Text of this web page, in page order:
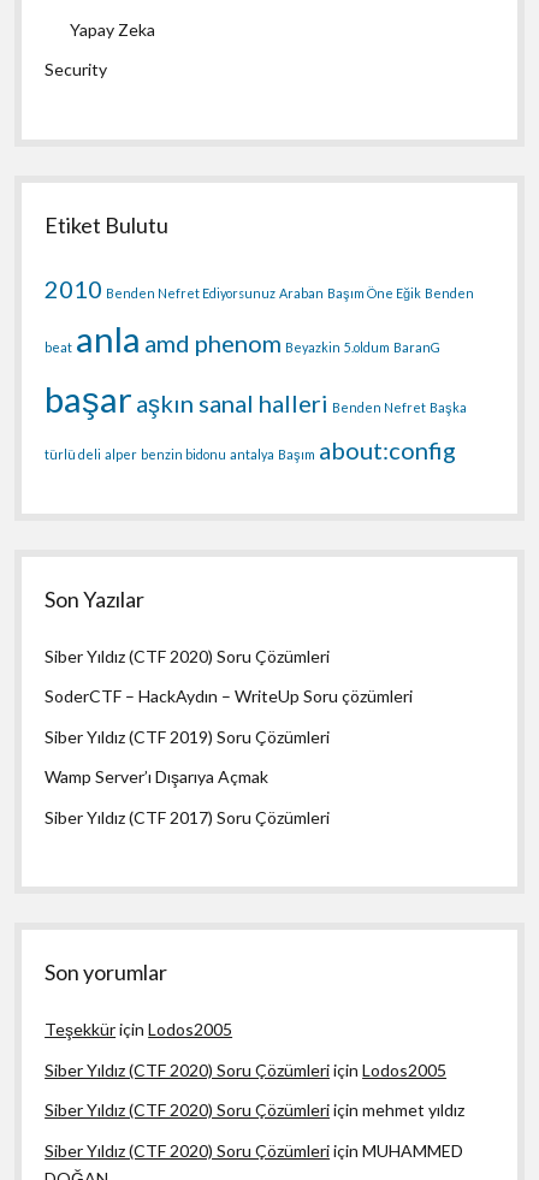
Yapay Zeka
Security
Etiket Bulutu
2010 Benden Nefret Ediyorsunuz Araban Başım Öne Eğik Benden
beat anla amd phenom Beyazkin 5.oldum BaranG
başar aşkın sanal halleri Benden Nefret Başka
türlü deli alper benzin bidonu antalya Başım about:config
Son Yazılar
Siber Yıldız (CTF 2020) Soru Çözümleri
SoderCTF – HackAydın – WriteUp Soru çözümleri
Siber Yıldız (CTF 2019) Soru Çözümleri
Wamp Server’ı Dışarıya Açmak
Siber Yıldız (CTF 2017) Soru Çözümleri
Son yorumlar
TeşekküriçinLodos2005
Siber Yıldız (CTF 2020) Soru ÇözümleriiçinLodos2005
Siber Yıldız (CTF 2020) Soru Çözümleriiçinmehmet yıldız
Siber Yıldız (CTF 2020) Soru ÇözümleriiçinMUHAMMED